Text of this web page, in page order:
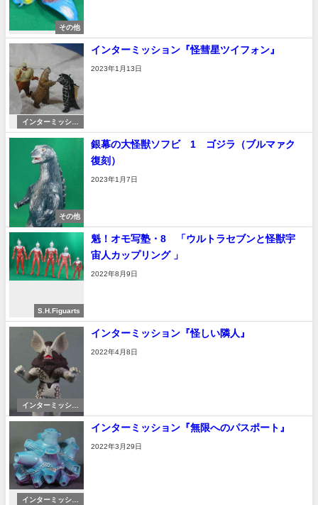
その他
インターミッショ
ン
インターミッション『怪彗星ツイフォン』
2023年1月13日
その他
銀幕の大怪獣ソフビ 1 ゴジラ（ブルマァク
復刻）
2023年1月7日
S.H.Figuarts
魁！オモ写塾・8 「ウルトラセブンと怪獣宇
宙人カップリング 」
2022年8月9日
インターミッショ
ン
インターミッション『怪しい隣人』
2022年4月8日
インターミッショ
インターミッション『無限へのパスポート』
2022年3月29日